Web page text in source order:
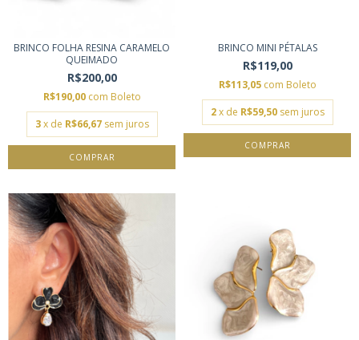
BRINCO FOLHA RESINA CARAMELO
QUEIMADO
R$200,00
R$190,00 com Boleto
3 x de R$66,67 sem juros
BRINCO MINI PÉTALAS
R$119,00
R$113,05 com Boleto
2 x de R$59,50 sem juros
COMPRAR